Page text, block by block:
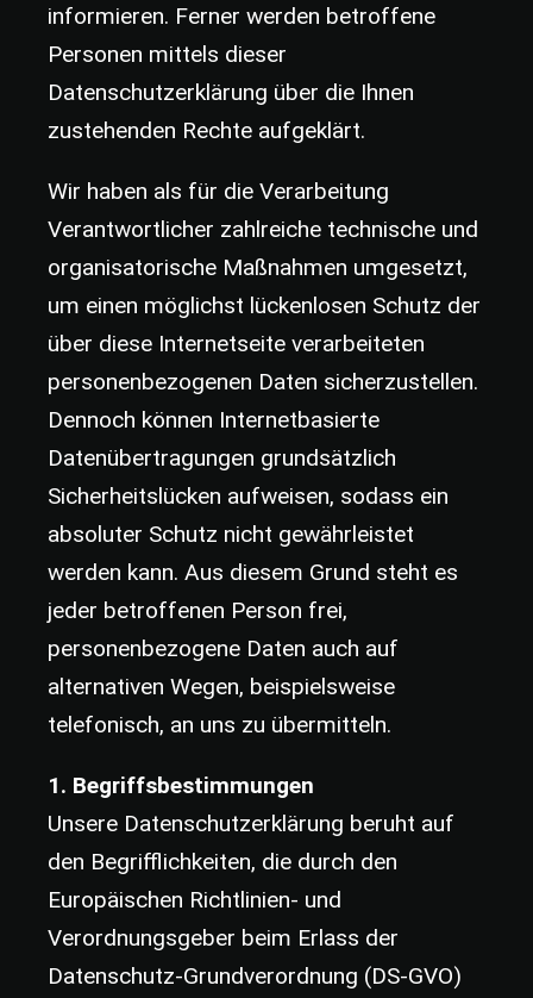
informieren. Ferner werden betroffene
Personen mittels dieser
Datenschutzerklärung über die Ihnen
zustehenden Rechte aufgeklärt.
Wir haben als für die Verarbeitung
Verantwortlicher zahlreiche technische und
organisatorische Maßnahmen umgesetzt,
um einen möglichst lückenlosen Schutz der
über diese Internetseite verarbeiteten
personenbezogenen Daten sicherzustellen.
Dennoch können Internetbasierte
Datenübertragungen grundsätzlich
Sicherheitslücken aufweisen, sodass ein
absoluter Schutz nicht gewährleistet
werden kann. Aus diesem Grund steht es
jeder betroffenen Person frei,
personenbezogene Daten auch auf
alternativen Wegen, beispielsweise
telefonisch, an uns zu übermitteln.
1. Begriffsbestimmungen
Unsere Datenschutzerklärung beruht auf
den Begrifflichkeiten, die durch den
Europäischen Richtlinien- und
Verordnungsgeber beim Erlass der
Datenschutz-Grundverordnung (DS-GVO)